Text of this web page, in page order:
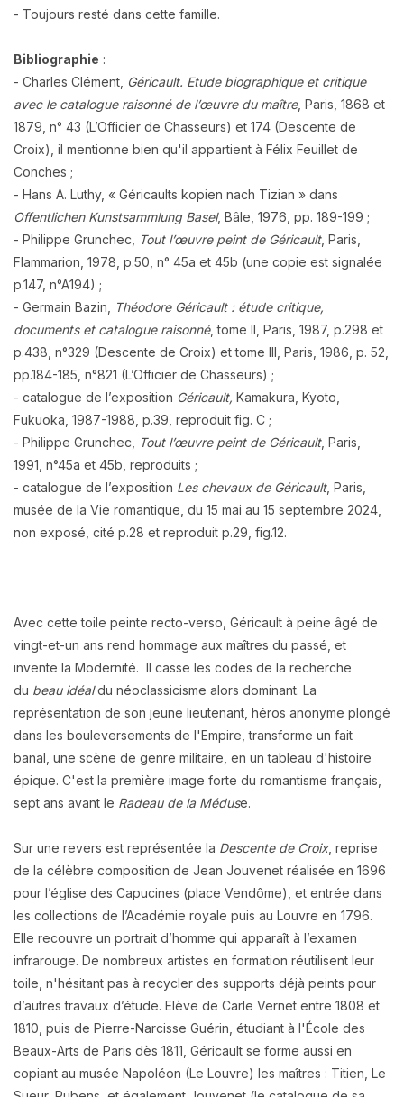
- Toujours resté dans cette famille.
Bibliographie :
- Charles Clément, Géricault. Etude biographique et critique
avec le catalogue raisonné de l’œuvre du maître, Paris, 1868 et
1879, n° 43 (L’Officier de Chasseurs) et 174 (Descente de
Croix), il mentionne bien qu'il appartient à Félix Feuillet de
Conches ;
- Hans A. Luthy, « Géricaults kopien nach Tizian » dans
Offentlichen Kunstsammlung Basel, Bâle, 1976, pp. 189-199 ;
- Philippe Grunchec,
Tout l’œuvre peint de Géricault, Paris,
Flammarion, 1978, p.50, n° 45a et 45b (une copie est signalée
p.147, n°A194) ;
- Germain Bazin,
Théodore Géricault : étude critique,
documents et catalogue raisonné, tome II, Paris, 1987, p.298 et
p.438, n°329 (Descente de Croix) et tome III, Paris, 1986, p. 52,
pp.184-185, n°821 (L’Officier de Chasseurs) ;
- catalogue de l’exposition Géricault, Kamakura, Kyoto,
Fukuoka, 1987-1988, p.39, reproduit fig. C ;
- Philippe Grunchec,
Tout l’œuvre peint de Géricault, Paris,
1991, n°45a et 45b, reproduits ;
- catalogue de l’exposition Les chevaux de Géricault, Paris,
musée de la Vie romantique, du 15 mai au 15 septembre 2024,
non exposé, cité p.28 et reproduit p.29, fig.12.
Avec cette toile peinte recto-verso, Géricault à peine âgé de
vingt-et-un ans rend hommage aux maîtres du passé, et
invente la Modernité. Il casse les codes de la recherche
du beau idéaldu néoclassicisme alors dominant. La
représentation de son jeune lieutenant, héros anonyme plongé
dans les bouleversements de l'Empire, transforme un fait
banal, une scène de genre militaire, en un tableau d'histoire
épique. C'est la première image forte du romantisme français,
sept ans avant le Radeau de la Méduse.
Sur une revers est représentée la Descente de Croix, reprise
de la célèbre composition de Jean Jouvenet réalisée en 1696
pour l’église des Capucines (place Vendôme), et entrée dans
les collections de l’Académie royale puis au Louvre en 1796.
Elle recouvre un portrait d’homme qui apparaît à l’examen
infrarouge. De nombreux artistes en formation réutilisent leur
toile, n'hésitant pas à recycler des supports déjà peints pour
d’autres travaux d’étude. Elève de Carle Vernet entre 1808 et
1810, puis de Pierre-Narcisse Guérin, étudiant à l'École des
Beaux-Arts de Paris dès 1811, Géricault se forme aussi en
copiant au musée Napoléon (Le Louvre) les maîtres : Titien, Le